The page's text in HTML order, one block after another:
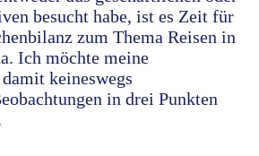
besucht habe, ist es Zeit für
zum Thema Reisen in
Ich möchte meine
keineswegs
in drei Punkten